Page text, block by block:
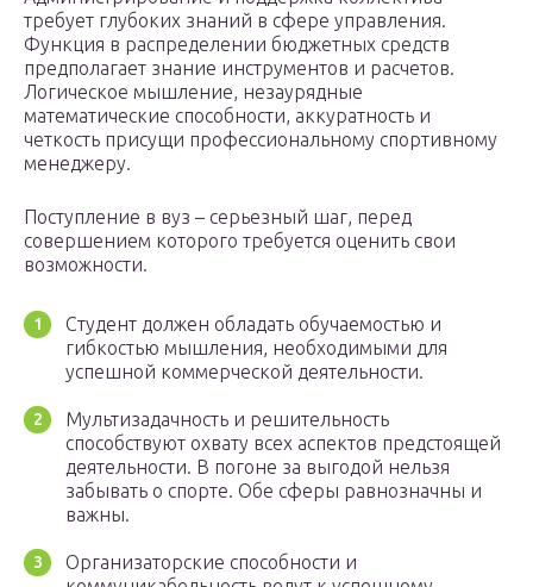
требует глубоких знаний в сфере управления.
Функция в распределении бюджетных средств
предполагает знание инструментов и расчетов.
Логическое мышление, незаурядные
математические способности, аккуратность и
четкость присущи профессиональному спортивному
менеджеру.
Поступление в вуз – серьезный шаг, перед
совершением которого требуется оценить свои
возможности.
Студент должен обладать обучаемостью и
гибкостью мышления, необходимыми для
успешной коммерческой деятельности.
Мультизадачность и решительность
способствуют охвату всех аспектов предстоящей
деятельности. В погоне за выгодой нельзя
забывать о спорте. Обе сферы равнозначны и
важны.
Организаторские способности и